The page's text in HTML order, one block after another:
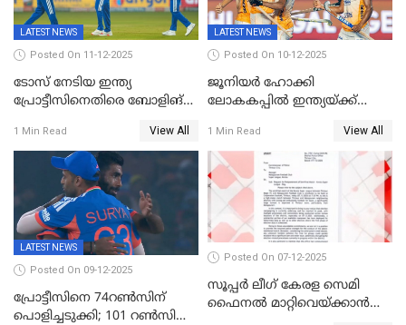
LATEST NEWS
Posted On 11-12-2025
ടോസ് നേടിയ ഇന്ത്യ
പ്രോട്ടീസിനെതിരെ ബോളിങ്
1 Min Read View All
LATEST NEWS
Posted On 10-12-2025
ജൂനിയര്‍ ഹോക്കി
ലോകകപ്പിൽ ഇന്ത്യയ്ക്ക്
1 Min Read View All
LATEST NEWS
Posted On 09-12-2025
പ്രോട്ടീസിനെ 74റൺസിന്‌
പൊളിച്ചടുക്കി; 101 റൺസിന്റെ
Posted On 07-12-2025
സൂപ്പർ ലീഗ് കേരള സെമി
ഫൈനൽ മാറ്റിവെയ്ക്കാൻ